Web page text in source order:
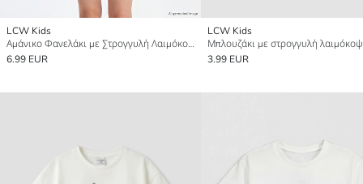
LCW Kids
Αμάνικο Φανελάκι με Στρογγυλή Λαιμόκοψη Εκτυπωμένο για Κορίτσια 2-πακέτα
6.99 EUR
LCW Kids
3.99 EUR